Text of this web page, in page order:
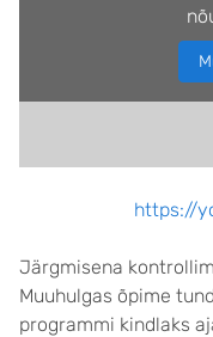
https://
Järgmisena
Muuhulgas õpime
programmi kindlaks